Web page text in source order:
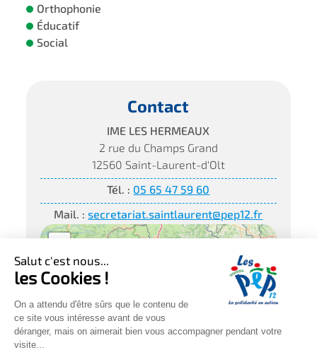
Orthophonie
Éducatif
Social
Contact
IME LES HERMEAUX
2 rue du Champs Grand
12560 Saint-Laurent-d'Olt
Tél. : 05 65 47 59 60
Mail. : secretariat.saintlaurent@pep12.fr
−